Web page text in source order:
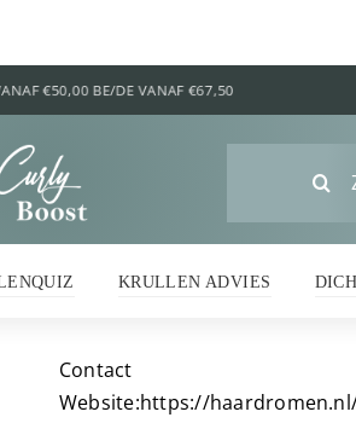
Zoeken
naar:
KRULLEN ADVIES
Contact
Website:https://